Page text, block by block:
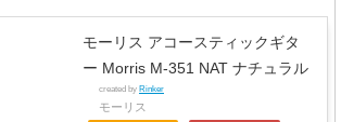
モーリス アコースティックギタ
ー Morris M-351 NAT ナチュラル
created by Rinker
モーリス